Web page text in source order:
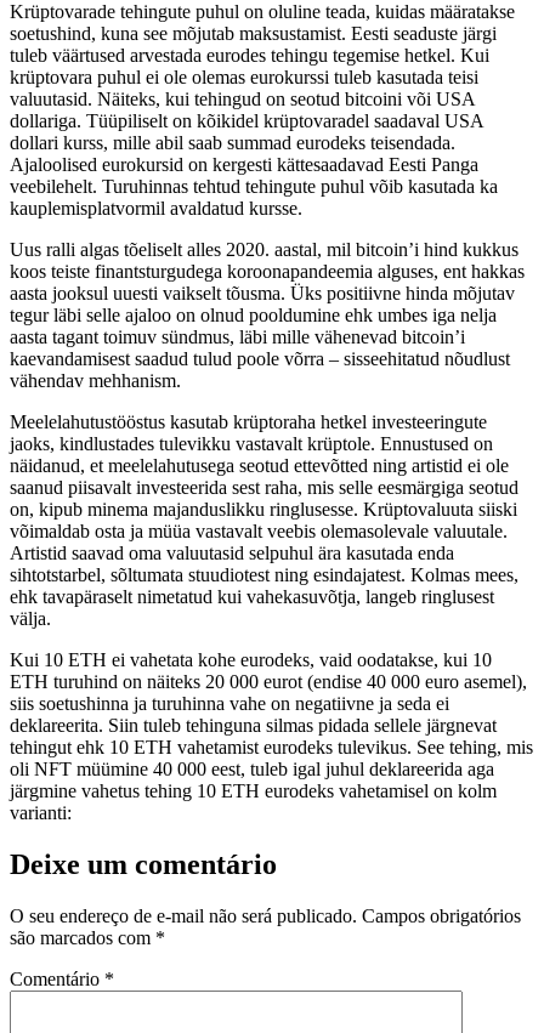
Krüptovarade tehingute puhul on oluline teada, kuidas määratakse
soetushind, kuna see mõjutab maksustamist. Eesti seaduste järgi
tuleb väärtused arvestada eurodes tehingu tegemise hetkel. Kui
krüptovara puhul ei ole olemas eurokurssi tuleb kasutada teisi
valuutasid. Näiteks, kui tehingud on seotud bitcoini või USA
dollariga. Tüüpiliselt on kõikidel krüptovaradel saadaval USA
dollari kurss, mille abil saab summad eurodeks teisendada.
Ajaloolised eurokursid on kergesti kättesaadavad Eesti Panga
veebilehelt. Turuhinnas tehtud tehingute puhul võib kasutada ka
kauplemisplatvormil avaldatud kursse.
Uus ralli algas tõeliselt alles 2020. aastal, mil bitcoin’i hind kukkus
koos teiste finantsturgudega koroonapandeemia alguses, ent hakkas
aasta jooksul uuesti vaikselt tõusma. Üks positiivne hinda mõjutav
tegur läbi selle ajaloo on olnud pooldumine ehk umbes iga nelja
aasta tagant toimuv sündmus, läbi mille vähenevad bitcoin’i
kaevandamisest saadud tulud poole võrra – sisseehitatud nõudlust
vähendav mehhanism.
Meelelahutustööstus kasutab krüptoraha hetkel investeeringute
jaoks, kindlustades tulevikku vastavalt krüptole. Ennustused on
näidanud, et meelelahutusega seotud ettevõtted ning artistid ei ole
saanud piisavalt investeerida sest raha, mis selle eesmärgiga seotud
on, kipub minema majanduslikku ringlusesse. Krüptovaluuta siiski
võimaldab osta ja müüa vastavalt veebis olemasolevale valuutale.
Artistid saavad oma valuutasid selpuhul ära kasutada enda
sihtotstarbel, sõltumata stuudiotest ning esindajatest. Kolmas mees,
ehk tavapäraselt nimetatud kui vahekasuvõtja, langeb ringlusest
välja.
Kui 10 ETH ei vahetata kohe eurodeks, vaid oodatakse, kui 10
ETH turuhind on näiteks 20 000 eurot (endise 40 000 euro asemel),
siis soetushinna ja turuhinna vahe on negatiivne ja seda ei
deklareerita. Siin tuleb tehinguna silmas pidada sellele järgnevat
tehingut ehk 10 ETH vahetamist eurodeks tulevikus. See tehing, mis
oli NFT müümine 40 000 eest, tuleb igal juhul deklareerida aga
järgmine vahetus tehing 10 ETH eurodeks vahetamisel on kolm
varianti:
Deixe um comentário
O seu endereço de e-mail não será publicado. Campos obrigatórios
são marcados com *
Comentário *